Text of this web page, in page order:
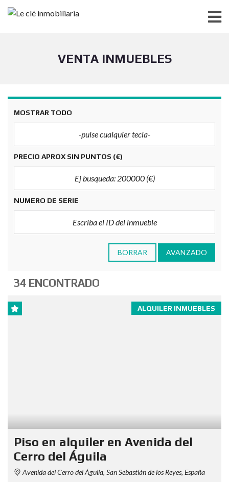
VENTA INMUEBLES
MOSTRAR TODO
PRECIO APROX SIN PUNTOS (€)
NUMERO DE SERIE
BORRAR AVANZADO
34 ENCONTRADO
ALQUILER INMUEBLES
Piso en alquiler en Avenida del
Cerro del Águila
Avenida del Cerro del Águila, San Sebastián de los Reyes, España